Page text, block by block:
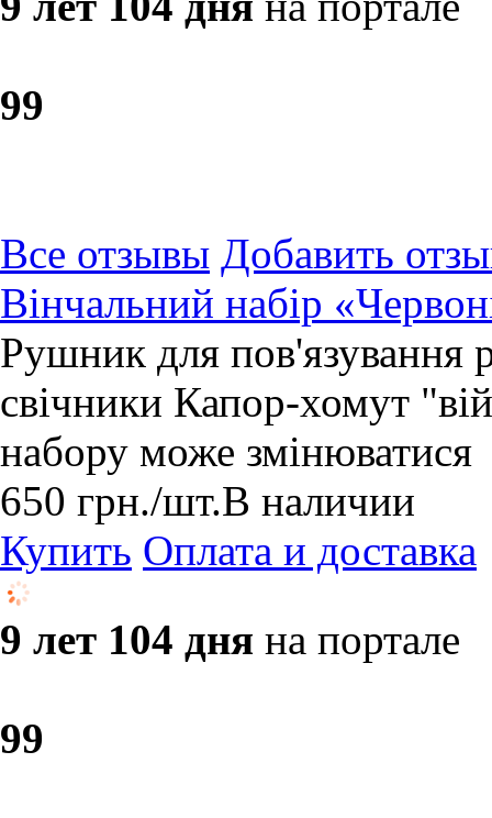
99
Все отзывы Добавить
Вінчальний набір
Рушник для пов'язування
свічники Капор-хомут
набору може змінюватися
650 грн./шт.В наличии
Купить Оплата и доставка
9 лет 104 дня на портале
99